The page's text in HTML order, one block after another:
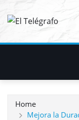
Home
Mejora la